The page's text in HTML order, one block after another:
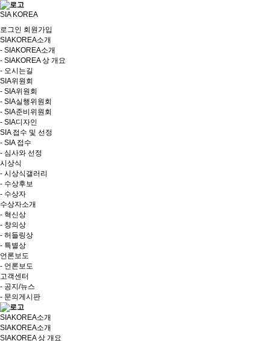
SIA KOREA
로그인 회원가입
SIAKOREA소개
- SIAKOREA소개
- SIAKOREA 상 개요
- 오시는길
SIA위원회
- SIA위원회
- SIA실행위원회
- SIA준비위원회
- SIA디자인
SIA 접수 및 선정
- SIA 접수
- 심사와 선정
시상식
- 시상식갤러리
- 수상후보
- 수상자
수상자소개
- 혁신상
- 창의상
- 허들링상
- 특별상
언론보도
- 언론보도
고객센터
- 공지/뉴스
- 문의게시판
SIAKOREA소개
SIAKOREA소개
SIAKOREA 상 개요